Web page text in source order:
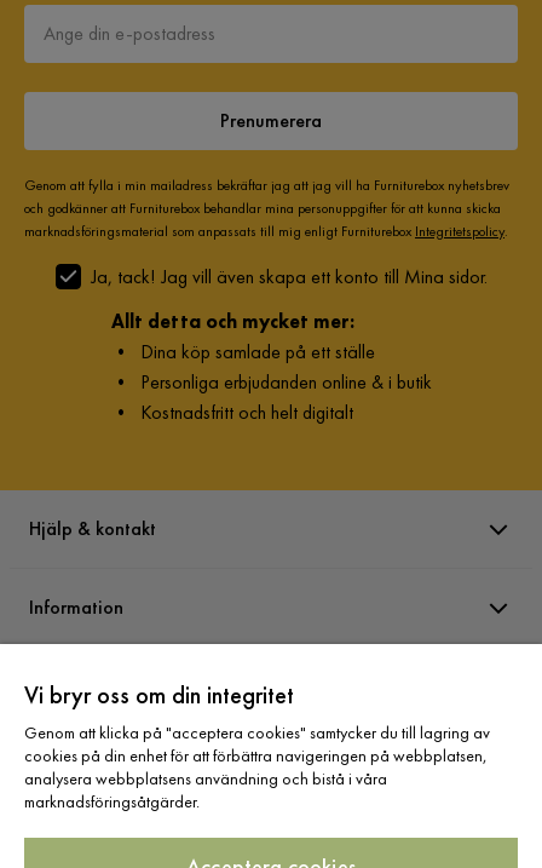
Prenumerera
Genom att fylla i min mailadress bekräftar jag att jag vill ha Furniturebox nyhetsbrev
och godkänner att Furniturebox behandlar mina personuppgifter för att kunna skicka
marknadsföringsmaterial som anpassats till mig enligt Furniturebox Integritetspolicy.
Ja, tack! Jag vill även skapa ett konto till Mina sidor.
Allt detta och mycket mer:
• Dina köp samlade på ett ställe
• Personliga erbjudanden online & i butik
• Kostnadsfritt och helt digitalt
Hjälp & kontakt
Information
Varumärken
Sortiment
Vi bryr oss om din integritet
Genom att klicka på "acceptera cookies" samtycker du till lagring av
cookies på din enhet för att förbättra navigeringen på webbplatsen,
analysera webbplatsens användning och bistå i våra
marknadsföringsåtgärder.